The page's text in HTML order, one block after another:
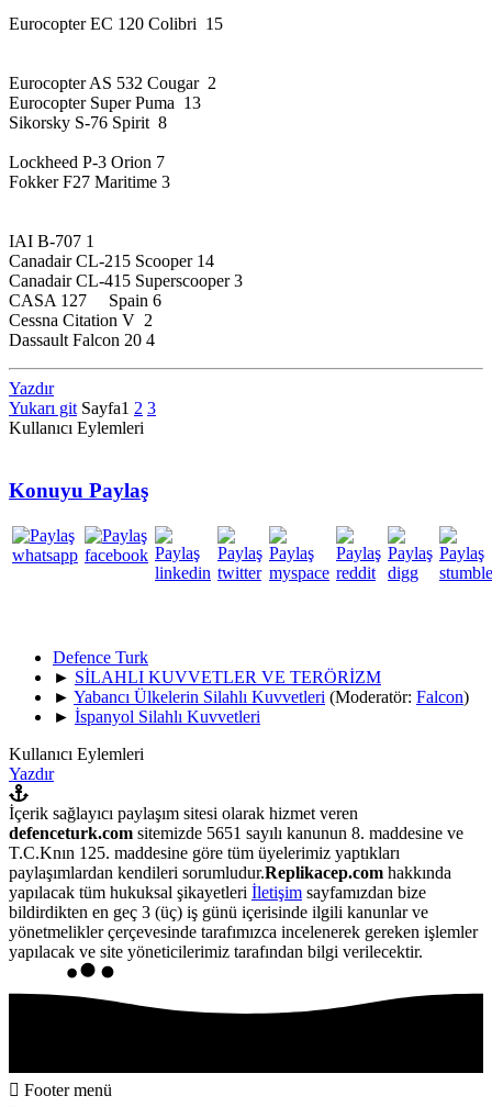
Eurocopter EC 120 Colibri 15
Eurocopter AS 532 Cougar 2
Eurocopter Super Puma 13
Sikorsky S-76 Spirit 8
Lockheed P-3 Orion 7
Fokker F27 Maritime 3
IAI B-707 1
Canadair CL-215 Scooper 14
Canadair CL-415 Superscooper 3
CASA 127 Spain 6
Cessna Citation V 2
Dassault Falcon 20 4
Yazdır
Yukarı git Sayfa1 2 3
Kullanıcı Eylemleri
Konuyu Paylaş
Defence Turk
► SİLAHLI KUVVETLER VE TERÖRİZM
► Yabancı Ülkelerin Silahlı Kuvvetleri (Moderatör: Falcon)
► İspanyol Silahlı Kuvvetleri
Kullanıcı Eylemleri
Yazdır
İçerik sağlayıcı paylaşım sitesi olarak hizmet veren
defenceturk.com sitemizde 5651 sayılı kanunun 8. maddesine ve
T.C.Knın 125. maddesine göre tüm üyelerimiz yaptıkları
paylaşımlardan kendileri sorumludur.Replikacep.com hakkında
yapılacak tüm hukuksal şikayetleri İletişim sayfamızdan bize
bildirdikten en geç 3 (üç) iş günü içerisinde ilgili kanunlar ve
yönetmelikler çerçevesinde tarafımızca incelenerek gereken işlemler
yapılacak ve site yöneticilerimiz tarafından bilgi verilecektir.
Footer menü